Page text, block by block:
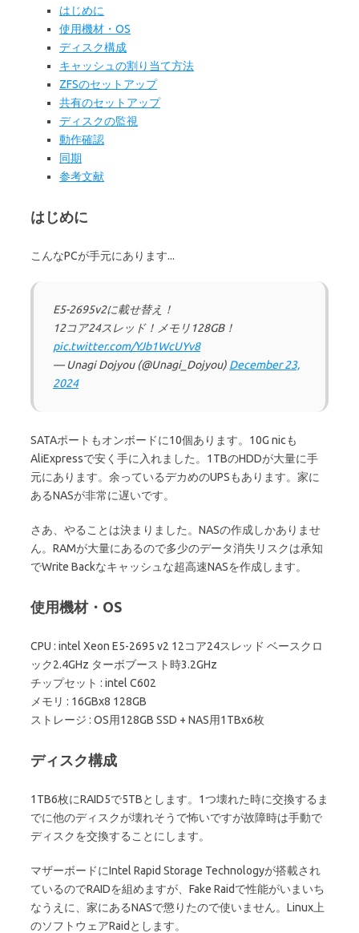
はじめに
使用機材・OS
ディスク構成
キャッシュの割り当て方法
ZFSのセットアップ
共有のセットアップ
ディスクの監視
動作確認
同期
参考文献
はじめに
こんなPCが手元にあります...
E5-2695v2に載せ替え！
12コア24スレッド！メモリ128GB！
pic.twitter.com/YJb1WcUYv8
— Unagi Dojyou (@Unagi_Dojyou) December 23,
2024
SATAポートもオンボードに10個あります。10G nicも
AliExpressで安く手に入れました。1TBのHDDが大量に手
元にあります。余っているデカめのUPSもあります。家に
あるNASが非常に遅いです。
さあ、やることは決まりました。NASの作成しかありませ
ん。RAMが大量にあるので多少のデータ消失リスクは承知
でWrite Backなキャッシュな超高速NASを作成します。
使用機材・OS
CPU : intel Xeon E5-2695 v2 12コア24スレッド ベースクロ
ック2.4GHz ターボブースト時3.2GHz
チップセット : intel C602
メモリ : 16GBx8 128GB
ストレージ : OS用128GB SSD + NAS用1TBx6枚
ディスク構成
1TB6枚にRAID5で5TBとします。1つ壊れた時に交換するま
でに他のディスクが壊れそうで怖いですが故障時は手動で
ディスクを交換することにします。
マザーボードにIntel Rapid Storage Technologyが搭載され
ているのでRAIDを組めますが、Fake Raidで性能がいまいち
なうえに、家にあるNASで懲りたので使いません。Linux上
のソフトウェアRaidとします。